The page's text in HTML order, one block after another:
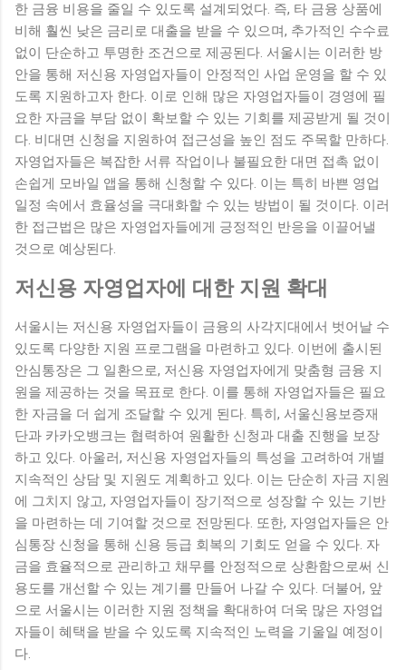
한 금융 비용을 줄일 수 있도록 설계되었다. 즉, 타 금융 상품에
비해 훨씬 낮은 금리로 대출을 받을 수 있으며, 추가적인 수수료
없이 단순하고 투명한 조건으로 제공된다. 서울시는 이러한 방
안을 통해 저신용 자영업자들이 안정적인 사업 운영을 할 수 있
도록 지원하고자 한다. 이로 인해 많은 자영업자들이 경영에 필
요한 자금을 부담 없이 확보할 수 있는 기회를 제공받게 될 것이
다. 비대면 신청을 지원하여 접근성을 높인 점도 주목할 만하다.
자영업자들은 복잡한 서류 작업이나 불필요한 대면 접촉 없이
손쉽게 모바일 앱을 통해 신청할 수 있다. 이는 특히 바쁜 영업
일정 속에서 효율성을 극대화할 수 있는 방법이 될 것이다. 이러
한 접근법은 많은 자영업자들에게 긍정적인 반응을 이끌어낼
것으로 예상된다.
저신용 자영업자에 대한 지원 확대
서울시는 저신용 자영업자들이 금융의 사각지대에서 벗어날 수
있도록 다양한 지원 프로그램을 마련하고 있다. 이번에 출시된
안심통장은 그 일환으로, 저신용 자영업자에게 맞춤형 금융 지
원을 제공하는 것을 목표로 한다. 이를 통해 자영업자들은 필요
한 자금을 더 쉽게 조달할 수 있게 된다. 특히, 서울신용보증재
단과 카카오뱅크는 협력하여 원활한 신청과 대출 진행을 보장
하고 있다. 아울러, 저신용 자영업자들의 특성을 고려하여 개별
지속적인 상담 및 지원도 계획하고 있다. 이는 단순히 자금 지원
에 그치지 않고, 자영업자들이 장기적으로 성장할 수 있는 기반
을 마련하는 데 기여할 것으로 전망된다. 또한, 자영업자들은 안
심통장 신청을 통해 신용 등급 회복의 기회도 얻을 수 있다. 자
금을 효율적으로 관리하고 채무를 안정적으로 상환함으로써 신
용도를 개선할 수 있는 계기를 만들어 나갈 수 있다. 더불어, 앞
으로 서울시는 이러한 지원 정책을 확대하여 더욱 많은 자영업
자들이 혜택을 받을 수 있도록 지속적인 노력을 기울일 예정이
다.